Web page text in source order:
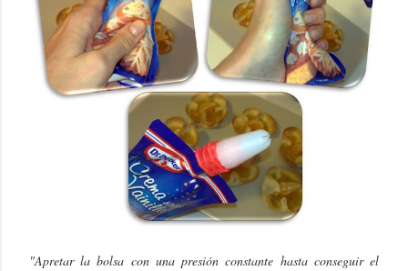
"Apretar la bolsa con una presión constante hasta conseguir el